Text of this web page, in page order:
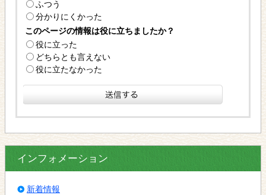
ふつう
分かりにくかった
このページの情報は役に立ちましたか？
役に立った
どちらとも言えない
役に立たなかった
インフォメーション
新着情報